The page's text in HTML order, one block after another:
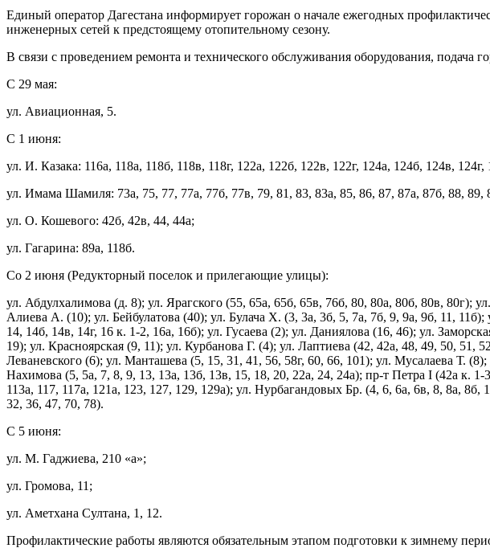
Единый оператор Дагестана информирует горожан о начале ежегодных
инженерных сетей к предстоящему отопительному сезону.
В связи с проведением ремонта и технического обслуживания оборудования, подача
С 29 мая:
ул. Авиационная, 5.
С 1 июня:
ул. И. Казака: 116а, 118а, 118б, 118в, 118г, 122а, 122б, 122в, 122г, 124а, 124б, 124в, 124г,
ул. Имама Шамиля: 73а, 75, 77, 77а, 77б, 77в, 79, 81, 83, 83а, 85, 86, 87, 87а, 87б, 88, 89,
ул. О. Кошевого: 42б, 42в, 44, 44а;
ул. Гагарина: 89а, 118б.
Со 2 июня (Редукторный поселок и прилегающие улицы):
ул. Абдулхалимова (д. 8); ул. Ярагского (55, 65а, 65б, 65в, 76б, 80, 80а, 80б, 80в, 80г);
Алиева А. (10); ул. Бейбулатова (40); ул. Булача Х. (3, 3а, 3б, 5, 7а, 7б, 9, 9а, 9б, 11,
14, 14б, 14в, 14г, 16 к. 1-2, 16а, 16б); ул. Гусаева (2); ул. Даниялова (16, 46); ул.
19); ул. Красноярская (9, 11); ул. Курбанова Г. (4); ул. Лаптиева (42, 42а, 48, 49, 50,
Леваневского (6); ул. Манташева (5, 15, 31, 41, 56, 58г, 60, 66, 101); ул. Мусалаева Т.
Нахимова (5, 5а, 7, 8, 9, 13, 13а, 13б, 13в, 15, 18, 20, 22а, 24, 24а); пр-т Петра I (42а к.
113а, 117, 117а, 121а, 123, 127, 129, 129а); ул. Нурбагандовых Бр. (4, 6, 6а, 6в, 8, 8а,
32, 36, 47, 70, 78).
С 5 июня:
ул. М. Гаджиева, 210 «а»;
ул. Громова, 11;
ул. Аметхана Султана, 1, 12.
Профилактические работы являются обязательным этапом подготовки к зимнему